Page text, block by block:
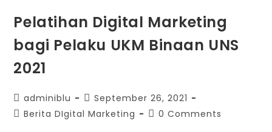
Pelatihan Digital Marketing
bagi Pelaku UKM Binaan UNS
2021
adminiblu
September 26, 2021
Berita DIgital Marketing
0 Comments